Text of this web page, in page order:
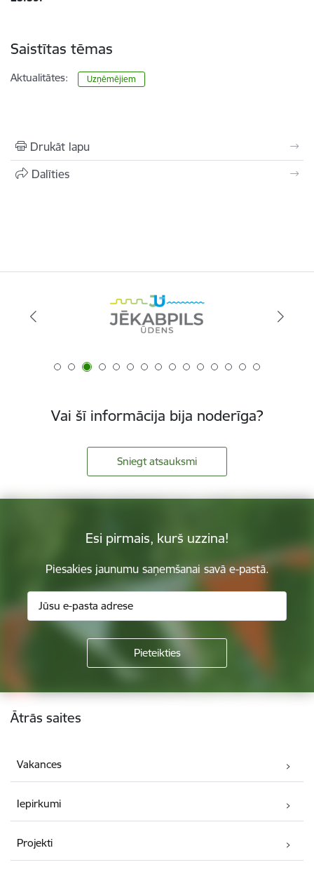
Saistītas tēmas
Aktualitātes: Uzņēmējiem
Drukāt lapu
Dalīties
Vai šī informācija bija noderīga?
Sniegt atsauksmi
Esi pirmais, kurš uzzina!
Piesakies jaunumu saņemšanai savā e-pastā.
Kājene
Ātrās saites
Vakances
Iepirkumi
Projekti